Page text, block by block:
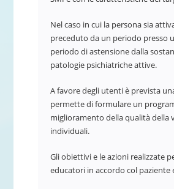
Nel caso in cui la persona sia
preceduto da un periodo presso
periodo di astensione dalla
patologie psichiatriche attive.
A favore degli utenti è prevista
permette di formulare un
miglioramento della qualità della
individuali.
Gli obiettivi e le azioni realizzate
educatori in accordo col paziente